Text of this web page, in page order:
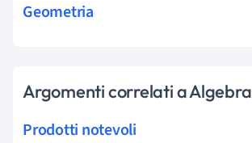
Geometria
Argomenti correlati a Algebra
Prodotti notevoli